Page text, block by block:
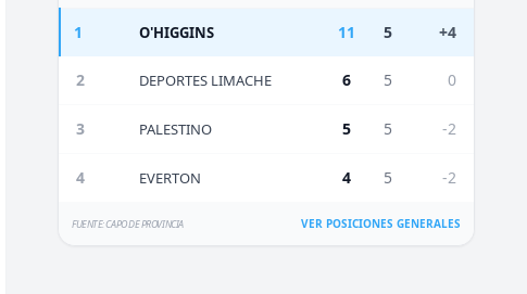
1 O'HIGGINS 11 5 +4
2 DEPORTES LIMACHE 6 5 0
3 PALESTINO 5 5 -2
4 EVERTON 4 5 -2
FUENTE: CAPO DE PROVINCIA VER POSICIONES GENERALES